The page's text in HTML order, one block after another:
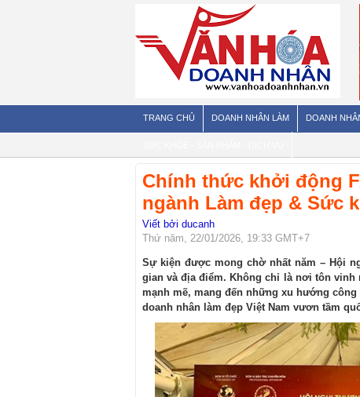
TRANG CHỦ DOANH NHÂN LÀM DOANH
Chính thức khởi động
ngành Làm đẹp & Sức
Viết bởi ducanh
Thứ năm, 22/01/2026, 19:33 GMT+7
Sự kiện được mong chờ nhất năm – Hội
gian và địa điểm. Không chỉ là nơi tôn vinh
mạnh mẽ, mang đến những xu hướng
doanh nhân làm đẹp Việt Nam vươn tầm